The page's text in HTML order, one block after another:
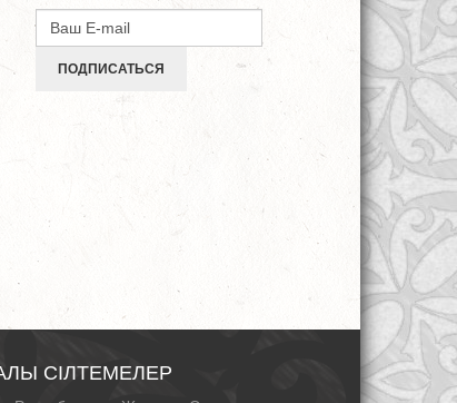
ПОДПИСАТЬСЯ
СІЛТЕМЕЛЕР